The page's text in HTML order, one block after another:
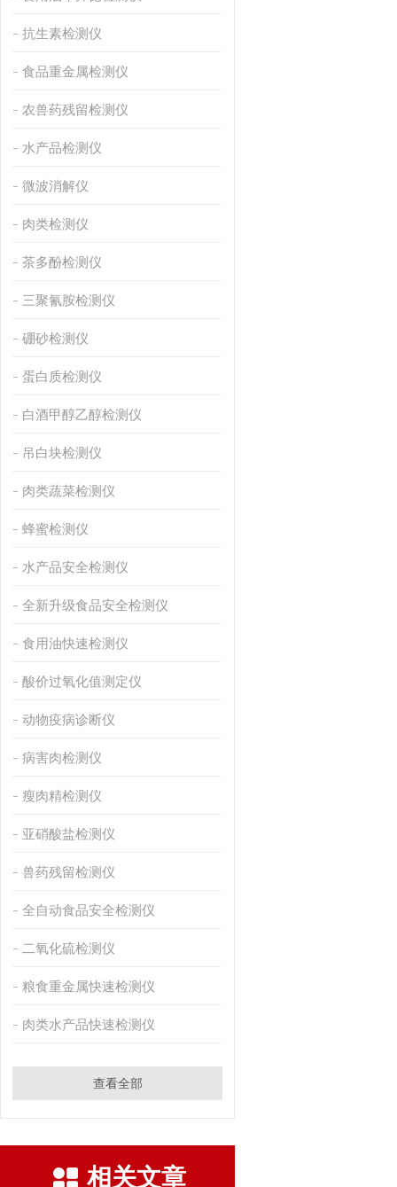
抗生素检测仪
食品重金属检测仪
农兽药残留检测仪
水产品检测仪
微波消解仪
肉类检测仪
茶多酚检测仪
三聚氰胺检测仪
硼砂检测仪
蛋白质检测仪
白酒甲醇乙醇检测仪
吊白块检测仪
肉类蔬菜检测仪
蜂蜜检测仪
水产品安全检测仪
全新升级食品安全检测仪
食用油快速检测仪
酸价过氧化值测定仪
动物疫病诊断仪
病害肉检测仪
瘦肉精检测仪
亚硝酸盐检测仪
兽药残留检测仪
全自动食品安全检测仪
二氧化硫检测仪
粮食重金属快速检测仪
肉类水产品快速检测仪
查看全部
相关文章